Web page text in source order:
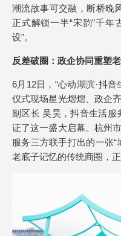
潮流故事可交融，断桥晚
正式解锁一半“宋韵”千年
设”。
反差破圈：政企协同重塑
6月12日，“心动湖滨·抖
仪式现场星光熠熠、政企
副区长 吴昊，抖音生活服
证了这一盛大启幕。杭州
服务三方联手打出的一张
老底子记忆的传统商圈，